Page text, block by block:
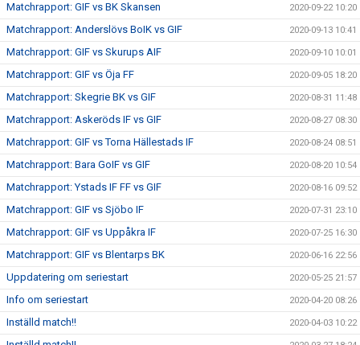
Matchrapport: GIF vs BK Skansen 2020-09-22 10:20
Matchrapport: Anderslövs BoIK vs GIF 2020-09-13 10:41
Matchrapport: GIF vs Skurups AIF 2020-09-10 10:01
Matchrapport: GIF vs Öja FF 2020-09-05 18:20
Matchrapport: Skegrie BK vs GIF 2020-08-31 11:48
Matchrapport: Askeröds IF vs GIF 2020-08-27 08:30
Matchrapport: GIF vs Torna Hällestads IF 2020-08-24 08:51
Matchrapport: Bara GoIF vs GIF 2020-08-20 10:54
Matchrapport: Ystads IF FF vs GIF 2020-08-16 09:52
Matchrapport: GIF vs Sjöbo IF 2020-07-31 23:10
Matchrapport: GIF vs Uppåkra IF 2020-07-25 16:30
Matchrapport: GIF vs Blentarps BK 2020-06-16 22:56
Uppdatering om seriestart 2020-05-25 21:57
Info om seriestart 2020-04-20 08:26
Inställd match!! 2020-04-03 10:22